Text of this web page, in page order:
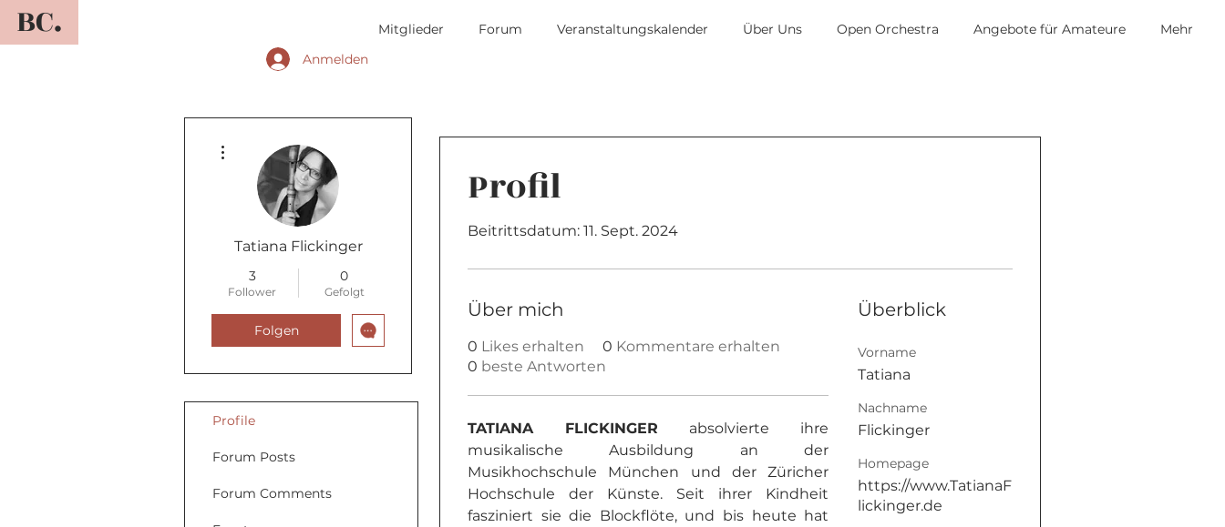
BC. Mitglieder Forum Veranstaltungskalender Über Uns Open Orchestra Angebote für Amateure
Mehr
Anmelden
Profil
Beitrittsdatum: 11. Sept. 2024
Über mich
0 Likes erhalten 0 Kommentare erhalten
0 beste Antworten
TATIANA FLICKINGER absolvierte ihre
musikalische Ausbildung an der
Musikhochschule München und der Züricher
Hochschule der Künste. Seit ihrer Kindheit
fasziniert sie die Blockflöte, und bis heute hat
Überblick
Vorname
Tatiana
Nachname
Flickinger
Homepage
https://www.TatianaF
lickinger.de
Tatiana Flickinger
3
Follower
0
Gefolgt
Folgen
Profile
Forum Posts
Forum Comments